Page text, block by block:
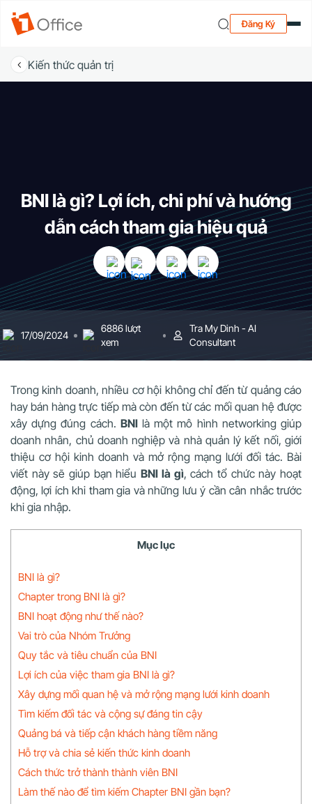
Đăng Ký
Kiến thức quản trị
BNI là gì? Lợi ích, chi phí và hướng
dẫn cách tham gia hiệu quả
17/09/2024
6886 lượt
xem
Tra My Dinh - AI
Consultant
Trong kinh doanh, nhiều cơ hội không chỉ đến từ quảng cáo
hay bán hàng trực tiếp mà còn đến từ các mối quan hệ được
xây dựng đúng cách. BNIlà một mô hình networking giúp
doanh nhân, chủ doanh nghiệp và nhà quản lý kết nối, giới
thiệu cơ hội kinh doanh và mở rộng mạng lưới đối tác. Bài
viết này sẽ giúp bạn hiểuBNI là gì, cách tổ chức này hoạt
động, lợi ích khi tham gia và những lưu ý cần cân nhắc trước
khi gia nhập.
Mục lục
BNI là gì?
Chapter trong BNI là gì?
BNI hoạt động như thế nào?
Vai trò của Nhóm Trưởng
Quy tắc và tiêu chuẩn của BNI
Lợi ích của việc tham gia BNI là gì?
Xây dựng mối quan hệ và mở rộng mạng lưới kinh doanh
Tìm kiếm đối tác và cộng sự đáng tin cậy
Quảng bá và tiếp cận khách hàng tiềm năng
Hỗ trợ và chia sẻ kiến thức kinh doanh
Cách thức trở thành thành viên BNI
Làm thế nào để tìm kiếm Chapter BNI gần bạn?